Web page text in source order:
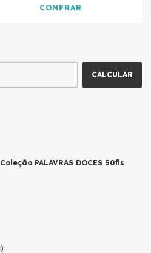
CALCULAR
PALAVRAS DOCES 50fls